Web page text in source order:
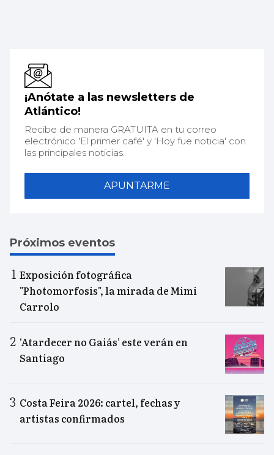
¡Anótate a las newsletters de
Atlántico!
Recibe de manera GRATUITA en tu correo
electrónico 'El primer café' y 'Hoy fue noticia' con
las principales noticias.
APUNTARME
Próximos eventos
Exposición fotográfica
"Photomorfosis", la mirada de Mimi
Carrolo
‘Atardecer no Gaiás’ este verán en
Santiago
Costa Feira 2026: cartel, fechas y
artistas confirmados